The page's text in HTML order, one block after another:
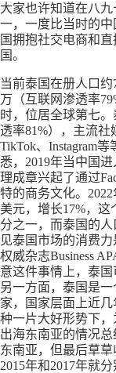
大家也许知道在八
一，一度比当时的
国拥抱社交电商和
国。
当前泰国在册人口
万（互联网渗透率
时，位居全球第七
透率81%），主流社
TikTok、Instagram
悉，2019年当中国
理成章兴起了通过
特的商务文化。2022
美元，增长17%，
分之一，而泰国的
见泰国市场的消费力
权威杂志Business
意这件事情上，泰国
另一方面，泰国是
家，国家层面上近
种一片大好形势下
出海东南亚的情况
东南亚，但最后草
2015年和2017年就